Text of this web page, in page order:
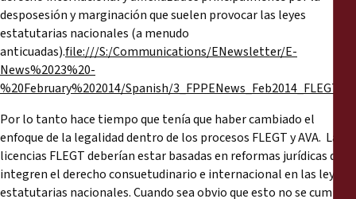
desposesión y marginación que suelen provocar las leyes
estatutarias nacionales (a menudo
anticuadas).file:///S:/Communications/ENewsletter/E-
News%2023%20-
%20February%202014/Spanish/
Por lo tanto hace tiempo que tenía que haber cambiado el
enfoque de la legalidad dentro de los procesos FLEGT y AVA. Las
licencias FLEGT deberían estar basadas en reformas jurídicas que
integren el derecho consuetudinario e internacional en las leyes
estatutarias nacionales. Cuando sea obvio que esto no se cumple